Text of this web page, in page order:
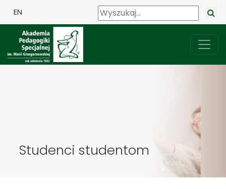
EN
Studenci studentom